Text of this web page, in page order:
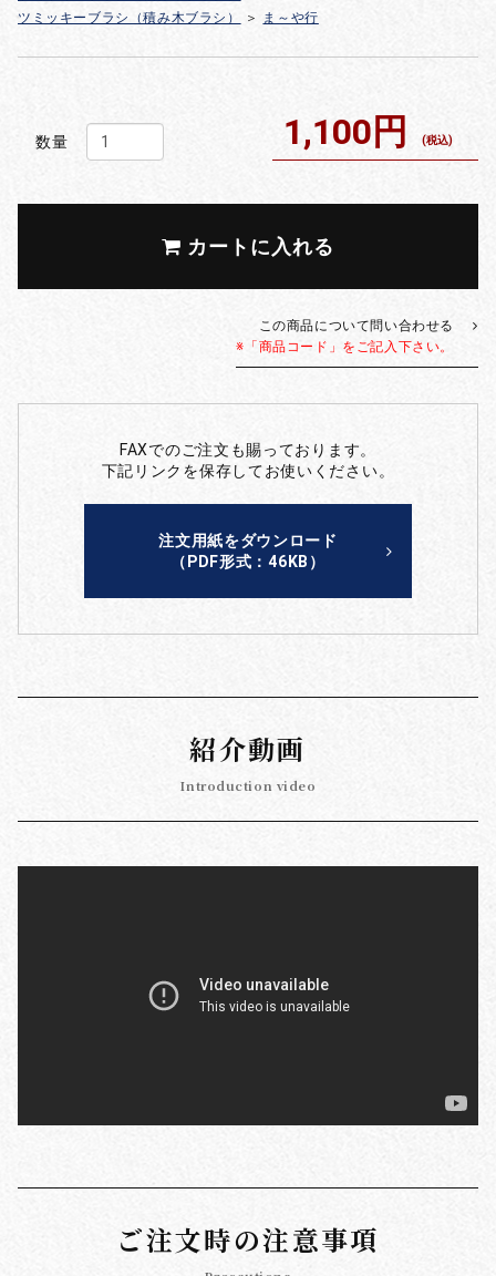
ツミッキーブラシ（積み木ブラシ）
＞ ま～や行
数量 1,100円 (税込)
カートに入れる
この商品について問い合わせる
※「商品コード」をご記入下さい。
FAXでのご注文も賜っております。
下記リンクを保存してお使いください。
注文用紙をダウンロード
（PDF形式：46KB）
紹介動画
Introduction video
ご注文時の注意事項